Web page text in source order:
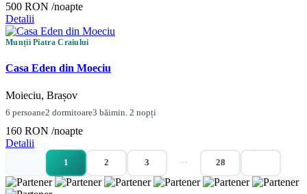
500 RON /noapte
Detalii
Munții Piatra Craiului
Casa Eden din Moeciu
Moieciu, Brașov
6 persoane2 dormitoare3 băimin. 2 nopți
160 RON /noapte
Detalii
1 2 3 ··· 28